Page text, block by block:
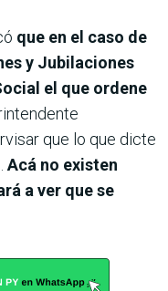
que en el caso de
y Jubilaciones
el que ordene
que lo que dicte
Acá no existen
a ver que se